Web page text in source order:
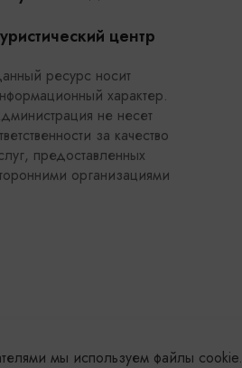
центр
ресурс носит
характер.
не несет
за качество
предоставленных
организациями
мы используем файлы cookie.